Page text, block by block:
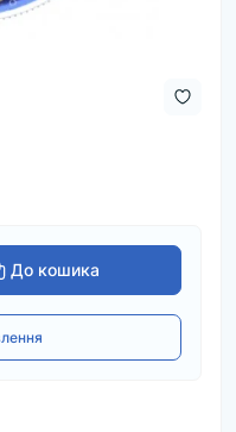
До кошика